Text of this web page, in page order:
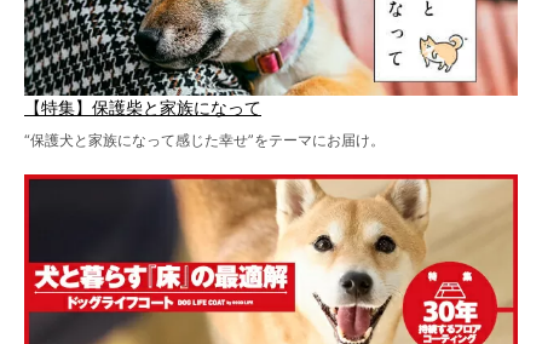
【特集】保護柴と家族になって
“保護犬と家族になって感じた幸せ”をテーマにお届け。